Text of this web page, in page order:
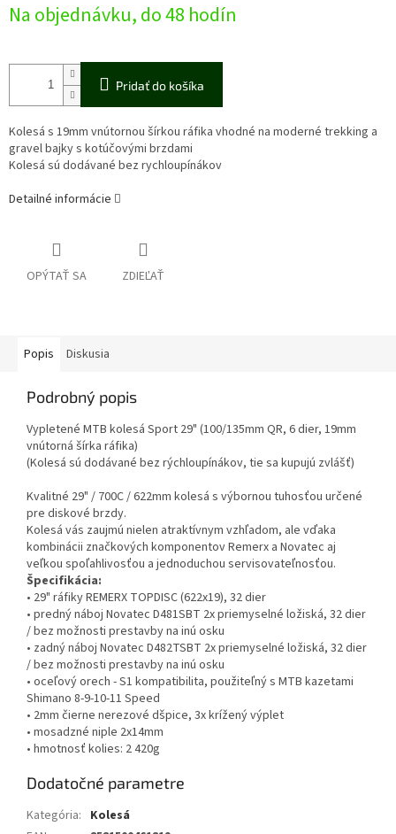
cena:
Na objednávku, do 48 hodín
Pridať do košíka
Kolesá s 19mm vnútornou šírkou ráfika vhodné na moderné trekking a
gravel bajky s kotúčovými brzdami
Kolesá sú dodávané bez rychloupínákov
Detailné informácie
OPÝTAŤ SA ZDIEĽAŤ
Popis Diskusia
Podrobný popis
Vypletené MTB kolesá Sport 29" (100/135mm QR, 6 dier, 19mm
vnútorná šírka ráfika)
(Kolesá sú dodávané bez rýchloupínákov, tie sa kupujú zvlášť)
Kvalitné 29" / 700C / 622mm kolesá s výbornou tuhosťou určené
pre diskové brzdy.
Kolesá vás zaujmú nielen atraktívnym vzhľadom, ale vďaka
kombinácii značkových komponentov Remerx a Novatec aj
veľkou spoľahlivosťou a jednoduchou servisovateľnosťou.
Špecifikácia:
• 29" ráfiky REMERX TOPDISC (622x19), 32 dier
• predný náboj Novatec D481SBT 2x priemyselné ložiská, 32 dier
/ bez možnosti prestavby na inú osku
• zadný náboj Novatec D482TSBT 2x priemyselné ložiská, 32 dier
/ bez možnosti prestavby na inú osku
• oceľový orech - S1 kompatibilita, použiteľný s MTB kazetami
Shimano 8-9-10-11 Speed
• 2mm čierne nerezové dšpice, 3x krížený výplet
• mosadzné niple 2x14mm
• hmotnosť kolies: 2 420g
Dodatočné parametre
Kategória: Kolesá